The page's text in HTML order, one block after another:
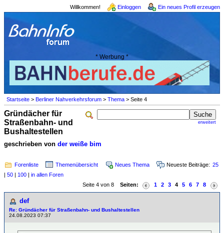
Willkommen! Einloggen Ein neues Profil erzeugen
* Werbung *
Startseite > Berliner Nahverkehrsforum > Thema > Seite 4
erweitert
Gründächer für
Straßenbahn- und
Bushaltestellen
geschrieben von der weiße bim
Forenliste Themenübersicht Neues Thema Neueste Beiträge: 25
| 50 | 100 | in allen Foren
Seite 4 von 8 Seiten: 1 2 3 4 5 6 7 8
def
Re: Gründächer für Straßenbahn- und Bushaltestellen
24.08.2023 07:37